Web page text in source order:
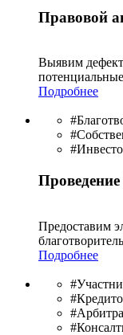
Правовой
Выявим
Подробнее
Предоставим
Подробнее